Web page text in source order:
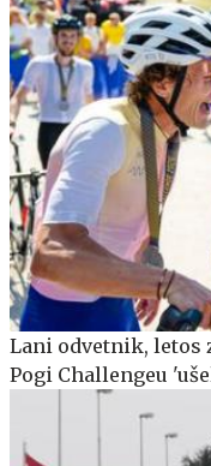
Lani odvetnik, letos
Pogi Challengeu